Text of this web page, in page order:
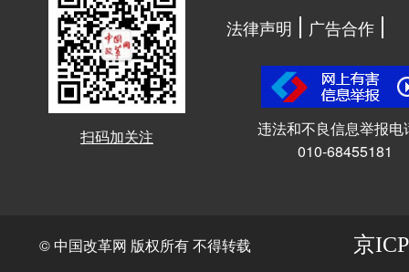
扫码加关注
法律声明
广告合作
违法和不良信息举报电
010-68455181
© 中国改革网 版权所有 不得转载 京